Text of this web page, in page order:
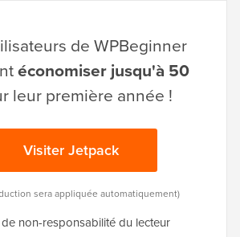
de WPBeginner
économiser jusqu'à 50
leur première année !
Visiter Jetpack
sera appliquée automatiquement)
non-responsabilité du lecteur